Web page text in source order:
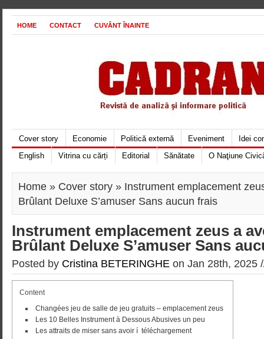
HOME CONTACT CUVÂNT ÎNAINTE
Cover story Economie Politică externă Eveniment
Idei
English
Vitrina cu cărți Editorial Sănătate O Naţiune
Home » Cover story » Instrument emplacement
Brûlant Deluxe S’amuser Sans aucun frais
Instrument emplacement zeus a
Brûlant Deluxe S’amuser Sans
Posted by Cristina BETERINGHE on Jan 28th, 2025
Content
Changées jeu de salle de jeu gratuits – emplacement zeus
Les 10 Belles Instrument à Dessous Abusives un peu
Les attraits de miser sans avoir í téléchargement